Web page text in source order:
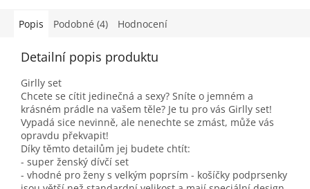
Popis Podobné (4) Hodnocení
Detailní popis produktu
Girlly set
Chcete se cítit jedinečná a sexy? Sníte o jemném a
krásném prádle na vašem těle? Je tu pro vás Girlly set!
Vypadá sice nevinně, ale nenechte se zmást, může vás
opravdu překvapit!
Díky těmto detailům jej budete chtít:
- super ženský dívčí set
- vhodné pro ženy s velkým poprsím - košíčky podprsenky